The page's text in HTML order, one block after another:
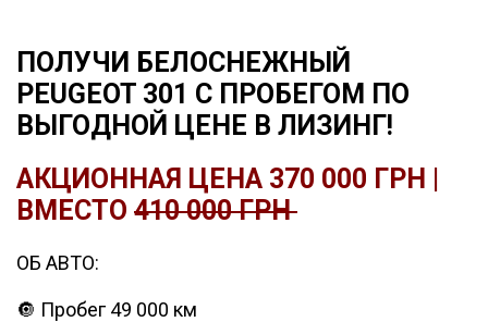
ПОЛУЧИ БЕЛОСНЕЖНЫЙ
PEUGEOT 301 С ПРОБЕГОМ ПО
ВЫГОДНОЙ ЦЕНЕ В ЛИЗИНГ!
АКЦИОННАЯ ЦЕНА 370 000 ГРН |
ВМЕСТО 410 000 ГРН
ОБ АВТО:
🔘 Пробег 49 000 км